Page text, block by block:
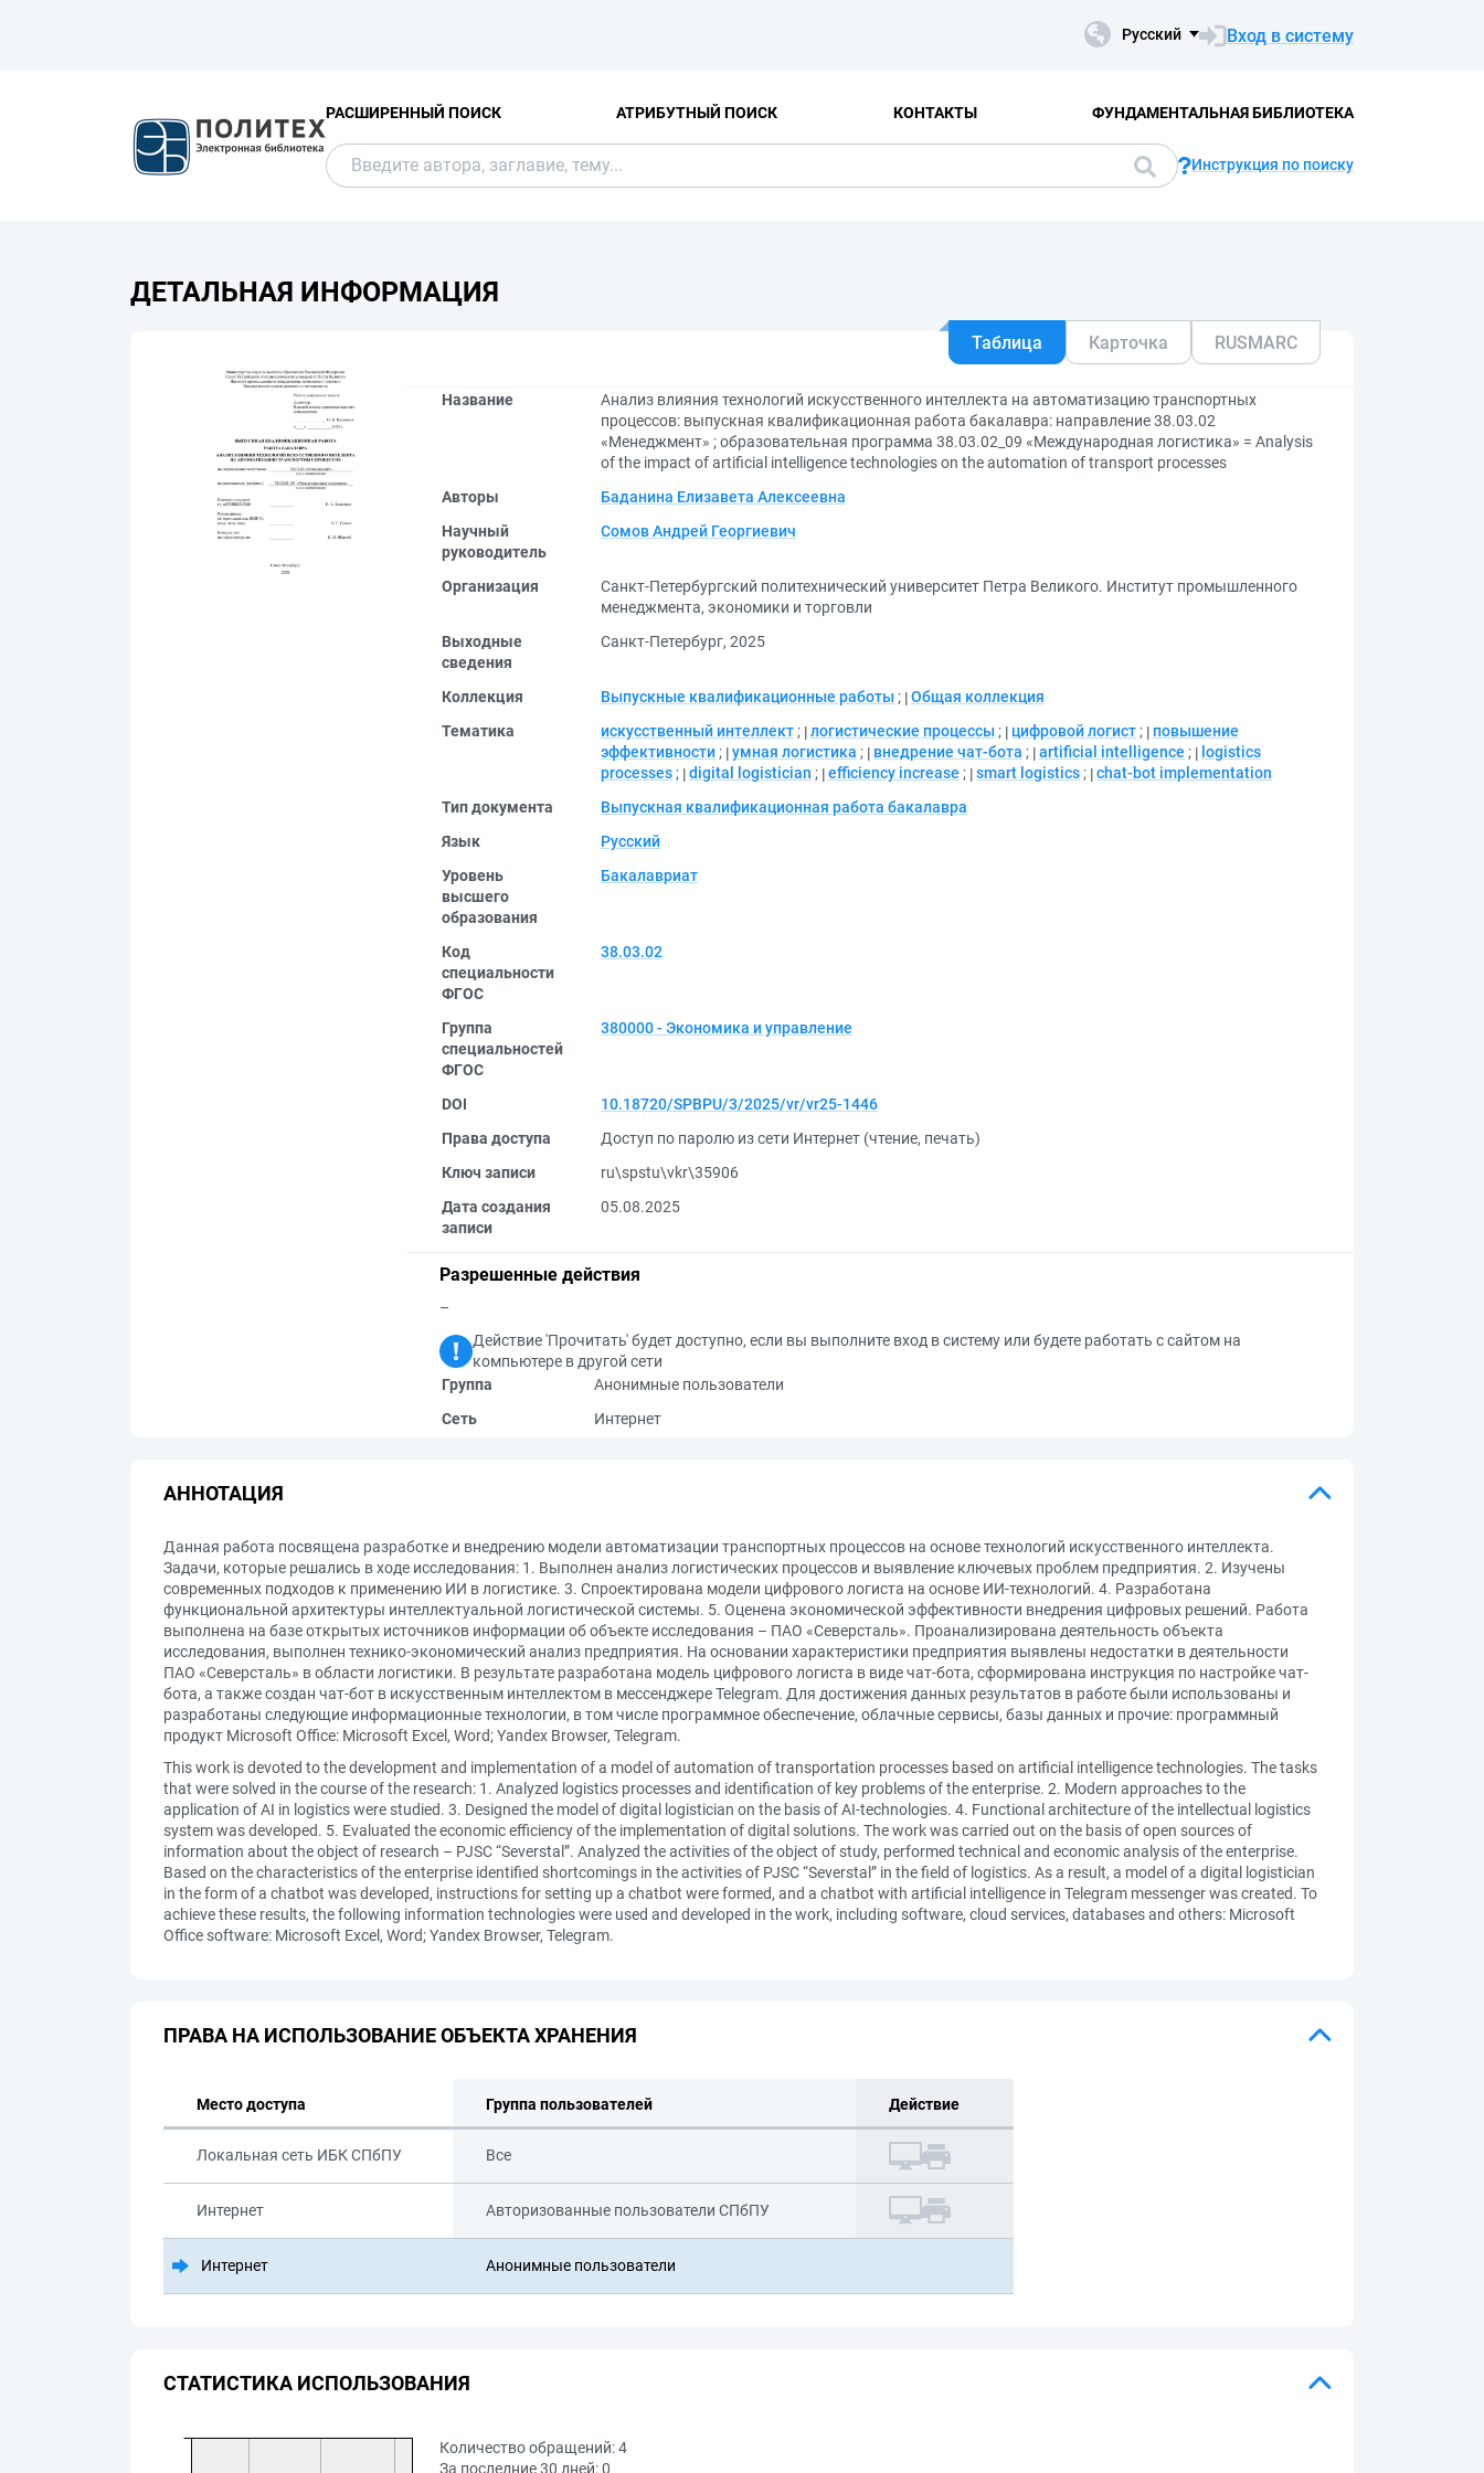
Русский Вход в систему
РАСШИРЕННЫЙ ПОИСК АТРИБУТНЫЙ ПОИСК КОНТАКТЫ ФУНДАМЕНТАЛЬНАЯ БИБЛИОТЕКА
Инструкция по поиску
ДЕТАЛЬНАЯ ИНФОРМАЦИЯ
Таблица Карточка RUSMARC
Название
Анализ влияния технологий искусственного интеллекта на автоматизацию транспортных
процессов: выпускная квалификационная работа бакалавра: направление 38.03.02
«Менеджмент» ; образовательная программа 38.03.02_09 «Международная логистика» = Analysis
of the impact of artificial intelligence technologies on the automation of transport processes
Авторы
Баданина Елизавета Алексеевна
Научный
руководитель
Сомов Андрей Георгиевич
Организация
Санкт-Петербургский политехнический университет Петра Великого. Институт промышленного
менеджмента, экономики и торговли
Выходные
сведения
Санкт-Петербург, 2025
Коллекция Выпускные квалификационные работы ; Общая коллекция
Тематика
искусственный интеллект ; логистические процессы ; цифровой логист ;
повышение
эффективности ; умная логистика ; внедрение чат-бота ; artificial intelligence ;
logistics
processes ; digital logistician ; efficiency increase ; smart logistics ; chat-bot implementation
Тип документа
Выпускная квалификационная работа бакалавра
Язык
Русский
Уровень
высшего
образования
Бакалавриат
Код
специальности
ФГОС
38.03.02
Группа
специальностей
ФГОС
380000 - Экономика и управление
DOI
10.18720/SPBPU/3/2025/vr/vr25-1446
Права доступа
Доступ по паролю из сети Интернет (чтение, печать)
Ключ записи
ru\spstu\vkr\35906
Дата создания
записи
05.08.2025
Разрешенные действия
–
Действие 'Прочитать' будет доступно, если вы выполните вход в систему или будете работать с сайтом на
компьютере в другой сети
Группа
Анонимные пользователи
Сеть
Интернет
АННОТАЦИЯ
Данная работа посвящена разработке и внедрению модели автоматизации транспортных процессов на основе технологий искусственного интеллекта.
Задачи, которые решались в ходе исследования: 1. Выполнен анализ логистических процессов и выявление ключевых проблем предприятия. 2. Изучены
современных подходов к применению ИИ в логистике. 3. Спроектирована модели цифрового логиста на основе ИИ-технологий. 4. Разработана
функциональной архитектуры интеллектуальной логистической системы. 5. Оценена экономической эффективности внедрения цифровых решений. Работа
выполнена на базе открытых источников информации об объекте исследования – ПАО «Северсталь». Проанализирована деятельность объекта
исследования, выполнен технико-экономический анализ предприятия. На основании характеристики предприятия выявлены недостатки в деятельности
ПАО «Северсталь» в области логистики. В результате разработана модель цифрового логиста в виде чат-бота, сформирована инструкция по настройке чат-
бота, а также создан чат-бот в искусственным интеллектом в мессенджере Telegram. Для достижения данных результатов в работе были использованы и
разработаны следующие информационные технологии, в том числе программное обеспечение, облачные сервисы, базы данных и прочие: программный
продукт Microsoft Office: Microsoft Excel, Word; Yandex Browser, Telegram.
This work is devoted to the development and implementation of a model of automation of transportation processes based on artificial intelligence technologies. The tasks
that were solved in the course of the research: 1. Analyzed logistics processes and identification of key problems of the enterprise. 2. Modern approaches to the
application of AI in logistics were studied. 3. Designed the model of digital logistician on the basis of AI-technologies. 4. Functional architecture of the intellectual logistics
system was developed. 5. Evaluated the economic efficiency of the implementation of digital solutions. The work was carried out on the basis of open sources of
information about the object of research – PJSC “Severstal”. Analyzed the activities of the object of study, performed technical and economic analysis of the enterprise.
Based on the characteristics of the enterprise identified shortcomings in the activities of PJSC “Severstal” in the field of logistics. As a result, a model of a digital logistician
in the form of a chatbot was developed, instructions for setting up a chatbot were formed, and a chatbot with artificial intelligence in Telegram messenger was created. To
achieve these results, the following information technologies were used and developed in the work, including software, cloud services, databases and others: Microsoft
Office software: Microsoft Excel, Word; Yandex Browser, Telegram.
ПРАВА НА ИСПОЛЬЗОВАНИЕ ОБЪЕКТА ХРАНЕНИЯ
Место доступа Группа пользователей Действие
Локальная сеть ИБК СПбПУ Все
Интернет Авторизованные пользователи СПбПУ
Интернет Анонимные пользователи
СТАТИСТИКА ИСПОЛЬЗОВАНИЯ
Количество обращений:4
За последние 30 дней:0